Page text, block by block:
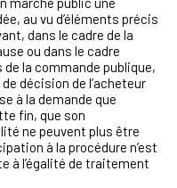
au vu d’éléments précis
dans le cadre de la
ou dans le cadre
la commande publique,
décision de l’acheteur
à la demande que
fin, que son
ne peuvent plus être
à la procédure n’est
à l’égalité de traitement